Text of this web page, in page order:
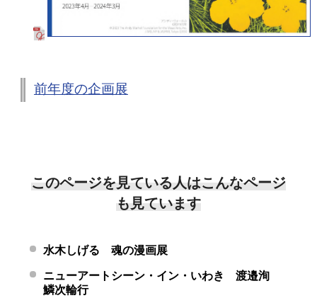
前年度の企画展
このページを見ている人はこんなページ
も見ています
水木しげる 魂の漫画展
ニューアートシーン・イン・いわき 渡邉洵
鱗次輪行